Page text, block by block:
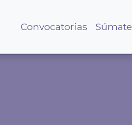
Convocatorias Súmate